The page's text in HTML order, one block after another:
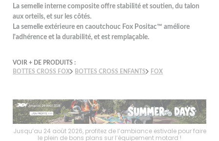
La semelle interne composite offre stabilité et soutien, du talon
aux orteils, et sur les côtés.
La semelle extérieure en caoutchouc Fox Positac™ améliore
l'adhérence et la durabilité, et est remplaçable.
VOIR + DE PRODUITS :
BOTTES CROSS FOX
BOTTES CROSS ENFANTS FOX
Jusqu’au 24 août 2026, profitez de l’ambiance estivale pour faire
le plein de bons plans sur l’équipement motard !